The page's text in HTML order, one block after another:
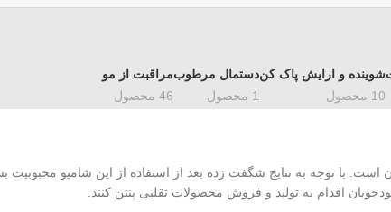
شوینده و ارایش پاک کن
10 محصول
دستمال مرطوب
1 محصول
مراقبت از مو
46 محصول
است. با توجه به نتایج شگفت زده بعد از استفاده از این شامپو محبوبیت
اقدام به تولید و فروش محصولات تقلبی پنتن کنند.